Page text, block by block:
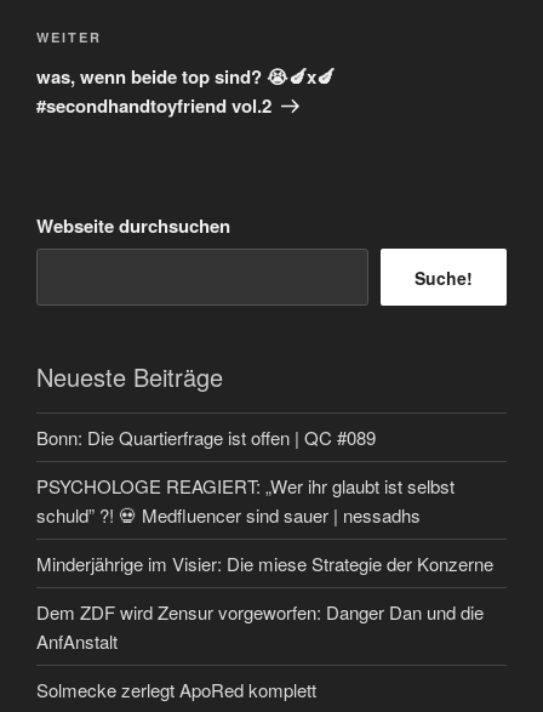
Nächster
Beitrag
WEITER
was, wenn beide top sind? 😭🍆x🍆
#secondhandtoyfriend vol.2
Webseite durchsuchen
Suche!
Neueste Beiträge
Bonn: Die Quartierfrage ist offen | QC #089
PSYCHOLOGE REAGIERT: „Wer ihr glaubt ist selbst
schuld” ?! 💀 Medfluencer sind sauer | nessadhs
Minderjährige im Visier: Die miese Strategie der Konzerne
Dem ZDF wird Zensur vorgeworfen: Danger Dan und die
AnfAnstalt
Solmecke zerlegt ApoRed komplett